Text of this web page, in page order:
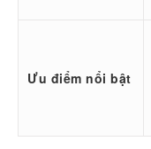
Ưu điểm nổi bật